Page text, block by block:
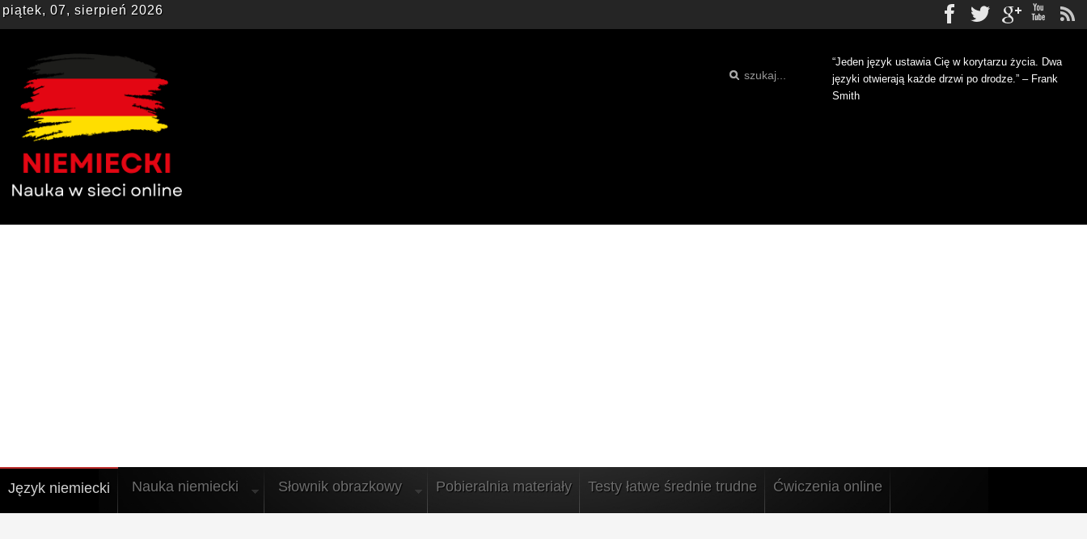
piątek, 07, sierpień 2026 Facebook
Twittergplus
“Jeden język ustawia Cię w korytarzu życia. Dwa
języki otwierają każde drzwi po drodze.” – Frank
Smith
Język niemiecki Nauka niemiecki Słownik obrazkowy Pobieralnia materiały Testy łatwe średnie trudne Ćwiczenia online